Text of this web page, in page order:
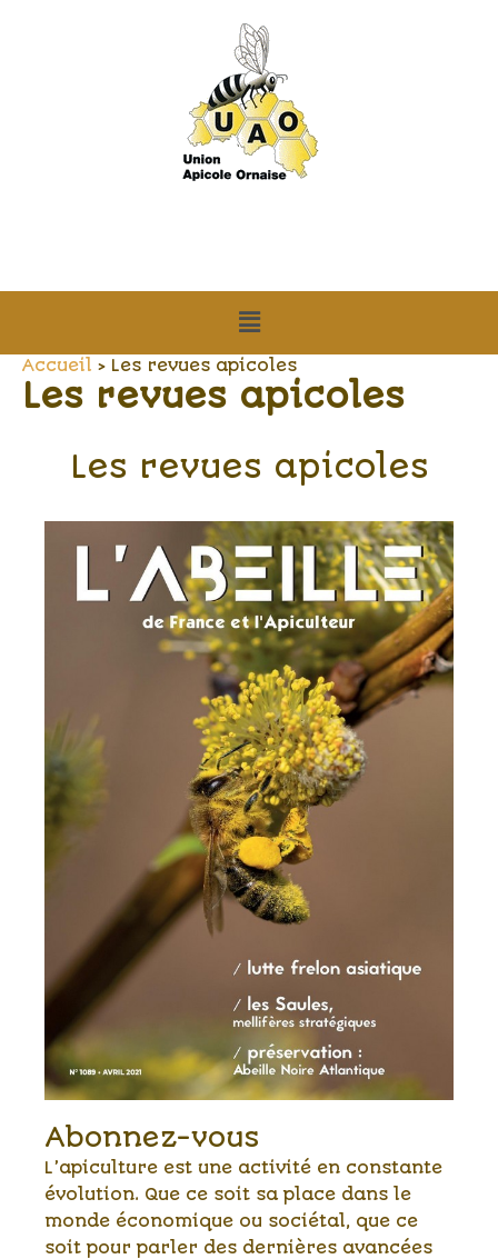
Menu
Accueil Les revues apicoles
Les revues apicoles
Les revues apicoles
Abonnez-vous
L’apiculture est une activité en constante
évolution. Que ce soit sa place dans le
monde économique ou sociétal, que ce
soit pour parler des dernières avancées